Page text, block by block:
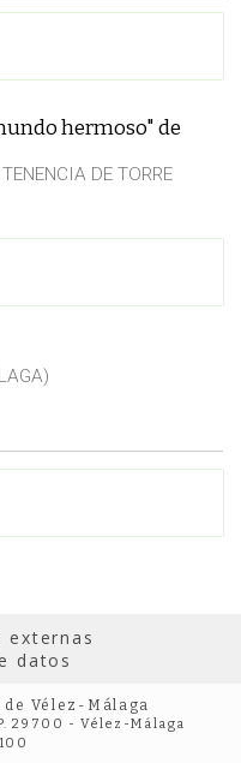
hermoso" de
DE TORRE
externas
datos
Vélez-Málaga
29700 - Vélez-Málaga